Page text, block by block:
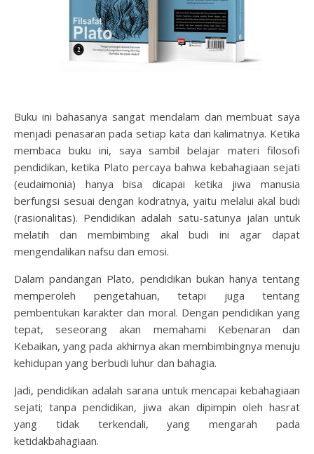
Buku ini bahasanya sangat mendalam dan membuat saya
menjadi penasaran pada setiap kata dan kalimatnya. Ketika
membaca buku ini, saya sambil belajar materi filosofi
pendidikan, ketika Plato percaya bahwa kebahagiaan sejati
(eudaimonia) hanya bisa dicapai ketika jiwa manusia
berfungsi sesuai dengan kodratnya, yaitu melalui akal budi
(rasionalitas). Pendidikan adalah satu-satunya jalan untuk
melatih dan membimbing akal budi ini agar dapat
mengendalikan nafsu dan emosi.
Dalam pandangan Plato, pendidikan bukan hanya tentang
memperoleh pengetahuan, tetapi juga tentang
pembentukan karakter dan moral. Dengan pendidikan yang
tepat, seseorang akan memahami Kebenaran dan
Kebaikan, yang pada akhirnya akan membimbingnya menuju
kehidupan yang berbudi luhur dan bahagia.
Jadi, pendidikan adalah sarana untuk mencapai kebahagiaan
sejati; tanpa pendidikan, jiwa akan dipimpin oleh hasrat
yang tidak terkendali, yang mengarah pada
ketidakbahagiaan.